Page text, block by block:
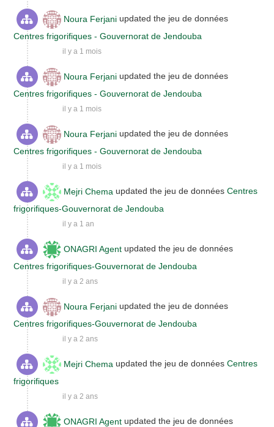
Noura Ferjani updated the jeu de données
Centres frigorifiques - Gouvernorat de Jendouba
il y a 1 mois
Noura Ferjani updated the jeu de données
Centres frigorifiques - Gouvernorat de Jendouba
il y a 1 mois
Noura Ferjani updated the jeu de données
Centres frigorifiques - Gouvernorat de Jendouba
il y a 1 mois
Mejri Chema updated the jeu de donnéesCentres
frigorifiques-Gouvernorat de Jendouba
il y a 1 an
ONAGRI Agent updated the jeu de données
Centres frigorifiques-Gouvernorat de Jendouba
il y a 2 ans
Noura Ferjani updated the jeu de données
Centres frigorifiques-Gouvernorat de Jendouba
il y a 2 ans
Mejri Chema updated the jeu de donnéesCentres
frigorifiques
il y a 2 ans
ONAGRI Agent updated the jeu de données